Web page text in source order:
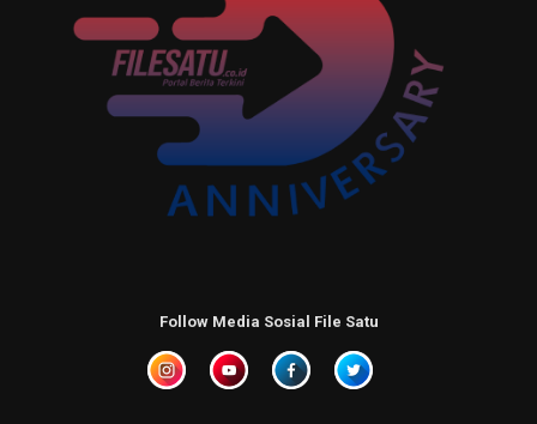
Follow Media Sosial File Satu